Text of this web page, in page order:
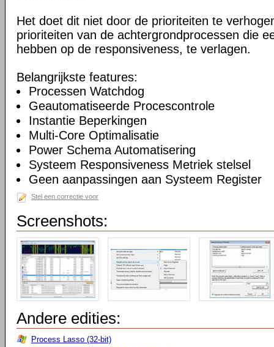
Het doet dit niet door de prioriteiten te
prioriteiten van de achtergrondprocessen die
hebben op de responsiveness, te verlagen.
Belangrijkste features:
Processen Watchdog
Geautomatiseerde Procescontrole
Instantie Beperkingen
Multi-Core Optimalisatie
Power Schema Automatisering
Systeem Responsiveness Metriek stelsel
Geen aanpassingen aan Systeem Register
Stel een correctie voor
Screenshots:
Andere edities:
Process Lasso (32-bit)